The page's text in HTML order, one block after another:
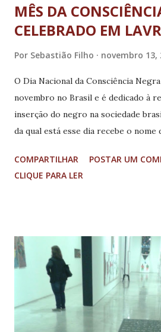
MÊS DA
CELEBRADO EM
Por Sebastião Filho novembro 13,
O Dia Nacional da Consciência
novembro no Brasil e é dedicado à
inserção do negro na sociedade
da qual está esse dia recebe o nome
lembrado como Novembro Negro. A
coincidir com o dia da morte de
o solo brasileiro (1549). Durante o
instituições e atores sociais
educativos, priorizando questões
Outros temas debatidos pela
ganham evidência neste dia são:
COMPARTILHAR
POSTAR UM
CLIQUE PARA LER